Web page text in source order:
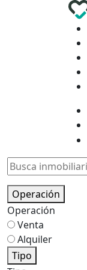
Operación
Operación
Venta
Alquiler
Tipo